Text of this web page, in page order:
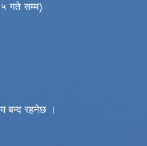
गते सम्म)
बन्द रहनेछ ।